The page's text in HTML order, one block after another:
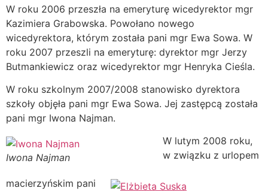
W roku 2006 przeszła na emeryturę wicedyrektor mgr
Kazimiera Grabowska. Powołano nowego
wicedyrektora, którym została pani mgr Ewa Sowa. W
roku 2007 przeszli na emeryturę: dyrektor mgr Jerzy
Butmankiewicz oraz wicedyrektor mgr Henryka Cieśla.
W roku szkolnym 2007/2008 stanowisko dyrektora
szkoły objęła pani mgr Ewa Sowa. Jej zastępcą została
pani mgr Iwona Najman.
Iwona Najman
W lutym 2008 roku,
w związku z urlopem
macierzyńskim pani